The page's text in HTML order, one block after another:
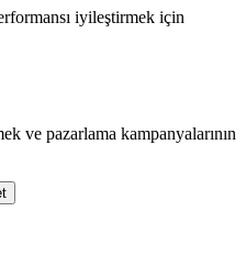
iyileştirmek için
ve pazarlama kampanyalarının